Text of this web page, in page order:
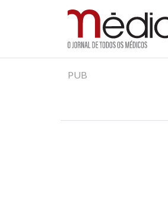
Jornal Médico
Médico – O Jornal de
PUB